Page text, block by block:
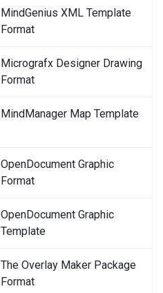
MindGenius XML Template
Format
Micrografx Designer Drawing
Format
MindManager Map Template
OpenDocument Graphic
Format
OpenDocument Graphic
Template
The Overlay Maker Package
Format